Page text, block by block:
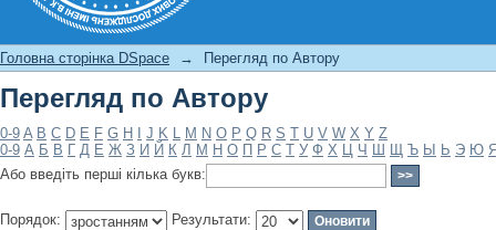
Перегляд по Автору
Головна сторінка DSpace → Перегляд по Автору
Перегляд по Автору
0-9 A B C D E F G H J K L M N O P Q R S T U V W X Y Z
0-9 А Б В Г Д Е Ж З И Й К Л М Н О П Р С Т У Ф Х Ц Ч Ш Щ Ъ Ы Ь Э Ю
Або введіть перші кілька букв:
Порядок: Результати: